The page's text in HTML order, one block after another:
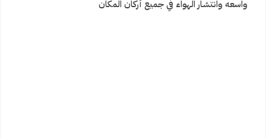
واسعه وانتشار الهواء في جميع أركان المكان